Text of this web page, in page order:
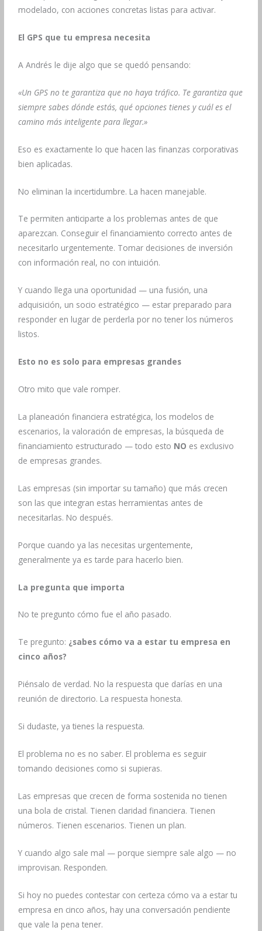
modelado, con acciones concretas listas para activar.
El GPS que tu empresa necesita
A Andrés le dije algo que se quedó pensando:
«Un GPS no te garantiza que no haya tráfico. Te garantiza que
siempre sabes dónde estás, qué opciones tienes y cuál es el
camino más inteligente para llegar.»
Eso es exactamente lo que hacen las finanzas corporativas
bien aplicadas.
No eliminan la incertidumbre. La hacen manejable.
Te permiten anticiparte a los problemas antes de que
aparezcan. Conseguir el financiamiento correcto antes de
necesitarlo urgentemente. Tomar decisiones de inversión
con información real, no con intuición.
Y cuando llega una oportunidad — una fusión, una
adquisición, un socio estratégico — estar preparado para
responder en lugar de perderla por no tener los números
listos.
Esto no es solo para empresas grandes
Otro mito que vale romper.
La planeación financiera estratégica, los modelos de
escenarios, la valoración de empresas, la búsqueda de
financiamiento estructurado — todo esto NO es exclusivo
de empresas grandes.
Las empresas (sin importar su tamaño) que más crecen
son las que integran estas herramientas antes de
necesitarlas. No después.
Porque cuando ya las necesitas urgentemente,
generalmente ya es tarde para hacerlo bien.
La pregunta que importa
No te pregunto cómo fue el año pasado.
Te pregunto: ¿sabes cómo va a estar tu empresa en
cinco años?
Piénsalo de verdad. No la respuesta que darías en una
reunión de directorio. La respuesta honesta.
Si dudaste, ya tienes la respuesta.
El problema no es no saber. El problema es seguir
tomando decisiones como si supieras.
Las empresas que crecen de forma sostenida no tienen
una bola de cristal. Tienen claridad financiera. Tienen
números. Tienen escenarios. Tienen un plan.
Y cuando algo sale mal — porque siempre sale algo — no
improvisan. Responden.
Si hoy no puedes contestar con certeza cómo va a estar tu
empresa en cinco años, hay una conversación pendiente
que vale la pena tener.